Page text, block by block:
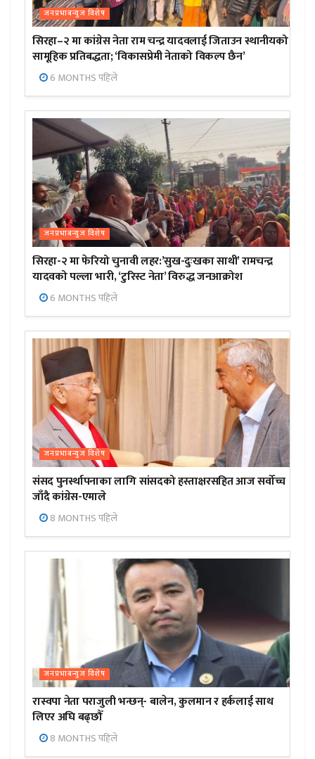
जनप्रभाबन्युज विशेष
सिरहा–२ मा कांग्रेस नेता राम चन्द्र यादवलाई जिताउन स्थानीयको
सामूहिक प्रतिबद्धता; ‘विकासप्रेमी नेताको विकल्प छैन’
6 MONTHS पहिले
जनप्रभाबन्युज विशेष
सिरहा-२ मा फेरियो चुनावी लहर:’सुख-दुःखका साथी’ रामचन्द्र
यादवको पल्ला भारी, ‘टुरिस्ट नेता’ विरुद्ध जनआक्रोश
6 MONTHS पहिले
जनप्रभाबन्युज विशेष
संसद पुनर्स्थापनाका लागि सांसदको हस्ताक्षरसहित आज सर्वोच्च
जाँदै कांग्रेस-एमाले
8 MONTHS पहिले
जनप्रभाबन्युज विशेष
रास्वपा नेता पराजुली भन्छन्- बालेन, कुलमान र हर्कलाई साथ
लिएर अघि बढ्छौँ
8 MONTHS पहिले